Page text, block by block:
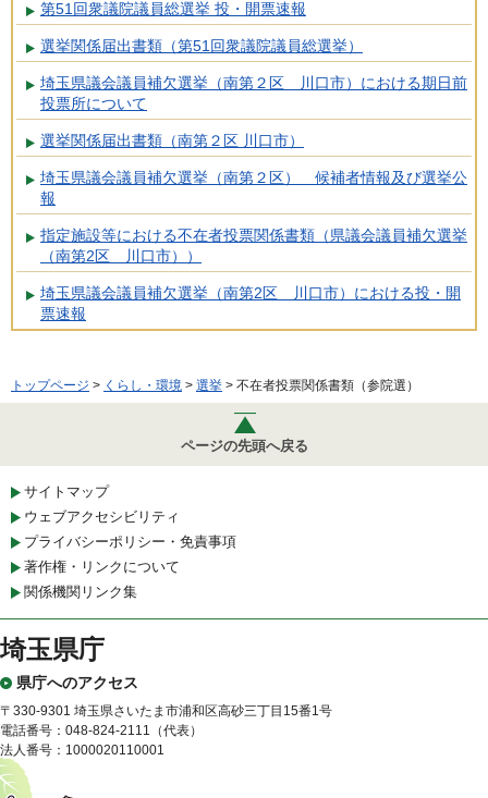
第51回衆議院議員総選挙 投・開票速報
選挙関係届出書類（第51回衆議院議員総選挙）
埼玉県議会議員補欠選挙（南第２区 川口市）における期日前
投票所について
選挙関係届出書類（南第２区 川口市）
埼玉県議会議員補欠選挙（南第２区） 候補者情報及び選挙公
報
指定施設等における不在者投票関係書類（県議会議員補欠選挙
（南第2区 川口市））
埼玉県議会議員補欠選挙（南第2区 川口市）における投・開
票速報
トップページ > くらし・環境 > 選挙 > 不在者投票関係書類（参院選）
ページの先頭へ戻る
サイトマップ
ウェブアクセシビリティ
プライバシーポリシー・免責事項
著作権・リンクについて
関係機関リンク集
埼玉県庁
県庁へのアクセス
〒330-9301 埼玉県さいたま市浦和区高砂三丁目15番1号
電話番号：048-824-2111（代表）
法人番号：1000020110001